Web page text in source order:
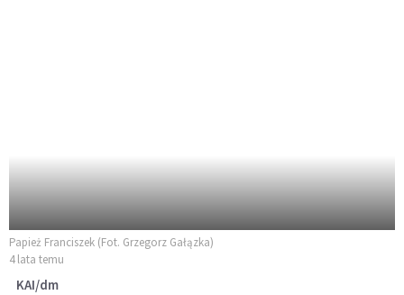
Papież Franciszek (Fot. Grzegorz Gałązka)
4 lata temu
KAI/dm